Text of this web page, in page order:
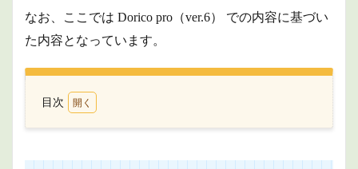
なお、ここでは Dorico pro（ver.6） での内容に基づい
た内容となっています。
目次
1.1